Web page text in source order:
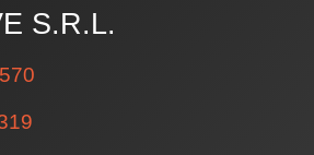
S.R.L.